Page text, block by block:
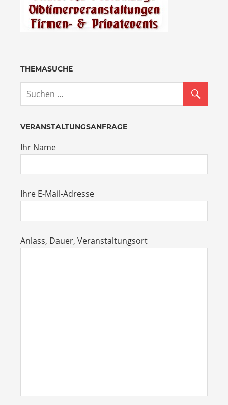
THEMASUCHE
VERANSTALTUNGSANFRAGE
Ihr Name
Ihre E-Mail-Adresse
Anlass, Dauer, Veranstaltungsort